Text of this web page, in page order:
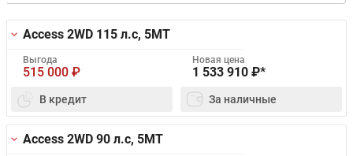
Access 2WD 115 л.с, 5MT
Выгода
515 000 ₽
Новая цена
1 533 910 ₽*
В кредит За наличные
Access 2WD 90 л.с, 5MT